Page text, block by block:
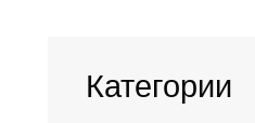
Категории